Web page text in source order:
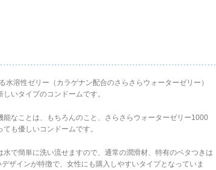
溶性ゼリー（カラゲナン配合のさらさらウォーターゼリー）
いタイプのコンドームです。
なことは、もちろんのこと、さらさらウォーターゼリー1000
も優しいコンドームです。
で簡単に洗い流せますので、通常の潤滑材、特有のベタつきは
ザインが特徴で、女性にも購入しやすいタイプとなっていま